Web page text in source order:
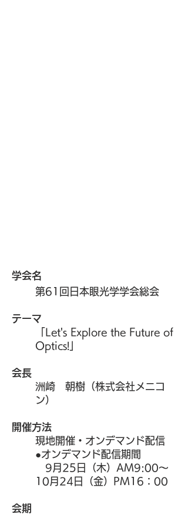
​学会名
第61回日本眼光学学会総会
テーマ
「Let's Explore the Future of
Optics!」
会長
洲崎 朝樹（株式会社メニコ
ン）
開催方法
現地開催・オンデマンド配信
●オンデマンド配信期間
9月25日（木）AM9:00～
10月24日（金）PM16：00
会期